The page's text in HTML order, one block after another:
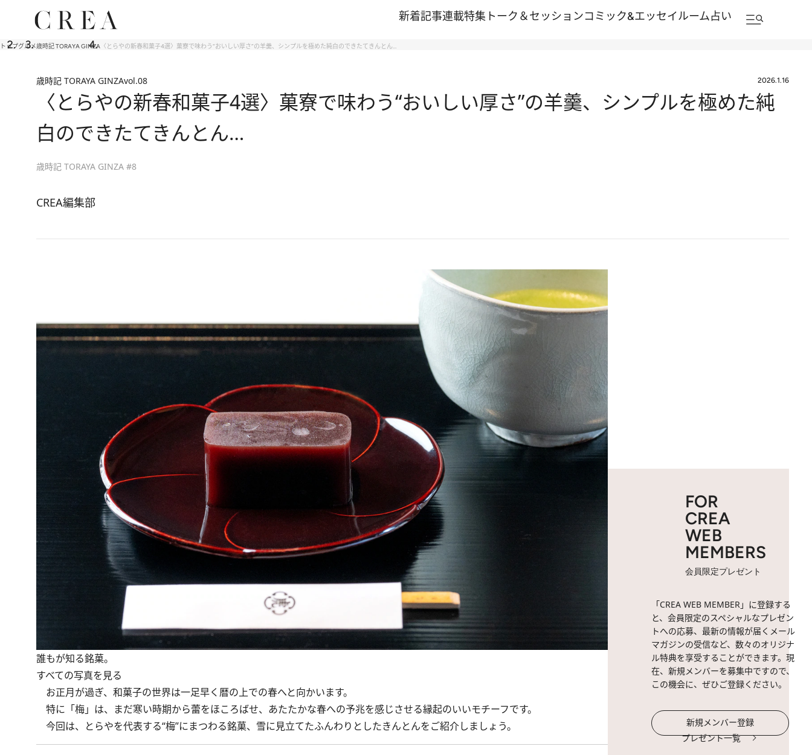
新着記事連載特集 トーク＆セッションコミック&エッセイルーム占い
トップグルメ歳時記 TORAYA GINZA 〈とらやの新春和菓子4選〉菓寮で味わう“おいしい厚さ”の羊羹、シンプルを極めた純白のできたてきんとん…
歳時記 TORAYA GINZAvol.08 2026.1.16
〈とらやの新春和菓子4選〉菓寮で味わう“おいしい厚さ”の羊羹、シンプルを極めた純
白のできたてきんとん…
歳時記 TORAYA GINZA #8
CREA編集部
誰もが知る銘菓。
すべての写真を見る
お正月が過ぎ、和菓子の世界は一足早く暦の上での春へと向かいます。
特に「梅」は、まだ寒い時期から蕾をほころばせ、あたたかな春への予兆を感じさせる縁起のいいモチーフです。
今回は、とらやを代表する“梅”にまつわる銘菓、雪に見立てたふんわりとしたきんとんをご紹介しましょう。
FOR
CREA
WEB
MEMBERS
会員限定プレゼント
「CREA WEB MEMBER」に登録する
と、会員限定のスペシャルなプレゼン
トへの応募、最新の情報が届くメール
マガジンの受信など、数々のオリジナ
ル特典を享受することができます。現
在、新規メンバーを募集中ですので、
この機会に、ぜひご登録ください。
新規メンバー登録
プレゼント一覧